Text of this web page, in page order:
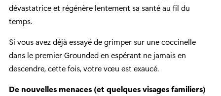
dévastatrice et régénère lentement sa santé au fil du
temps.
Si vous avez déjà essayé de grimper sur une coccinelle
dans le premier Grounded en espérant ne jamais en
descendre, cette fois, votre vœu est exaucé.
De nouvelles menaces (et quelques visages familiers)